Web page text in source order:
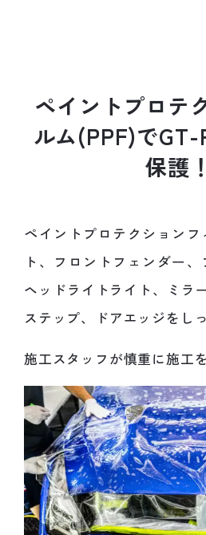
ペイ ン トプロ テ
ルム(PPF)でGT-
保護 ！
ペイントプロテクションフ
ト、フロントフェンダー、
ヘッドライトライト、ミラ
ステップ、ドアエッジをし
施工スタッフが慎重に施工